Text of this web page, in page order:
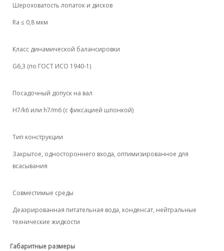
Шероховатость лопаток и дисков
Ra ≤ 0,8 мкм
Класс динамической балансировки
G6,3 (по ГОСТ ИСО 1940-1)
Посадочный допуск на вал
H7/k6 или h7/m6 (с фиксацией шпонкой)
Тип конструкции
Закрытое, одностороннего входа, оптимизированное для
всасывания
Совместимые среды
Деаэрированная питательная вода, конденсат, нейтральные
технические жидкости
Габаритные размеры